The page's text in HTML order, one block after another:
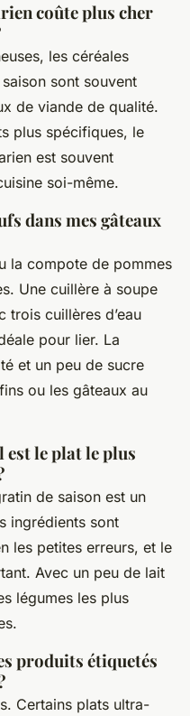
coûte plus cher
les céréales
sont souvent
de viande de qualité.
plus spécifiques, le
est souvent
soi-même.
dans mes gâteaux
la compote de pommes
Une cuillère à soupe
trois cuillères d’eau
pour lier. La
et un peu de sucre
ou les gâteaux au
est le plat le plus
de saison est un
ingrédients sont
les petites erreurs, et le
Avec un peu de lait
légumes les plus
produits étiquetés
Certains plats ultra-